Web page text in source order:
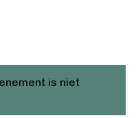
is niet